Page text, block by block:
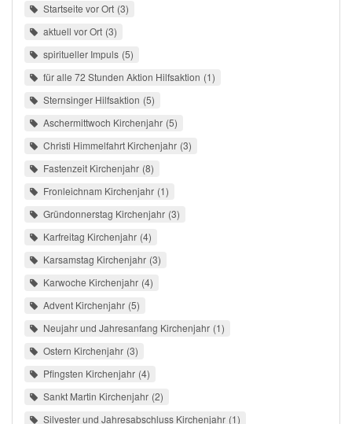
Startseite vor Ort 3
aktuell vor Ort 3
spiritueller Impuls 5
für alle 72 Stunden Aktion Hilfsaktion 1
Sternsinger Hilfsaktion 5
Aschermittwoch Kirchenjahr 5
Christi Himmelfahrt Kirchenjahr 3
Fastenzeit Kirchenjahr 8
Fronleichnam Kirchenjahr 1
Gründonnerstag Kirchenjahr 3
Karfreitag Kirchenjahr 4
Karsamstag Kirchenjahr 3
Karwoche Kirchenjahr 4
Advent Kirchenjahr 5
Neujahr und Jahresanfang Kirchenjahr 1
Ostern Kirchenjahr 3
Pfingsten Kirchenjahr 4
Sankt Martin Kirchenjahr 2
Silvester und Jahresabschluss Kirchenjahr 1